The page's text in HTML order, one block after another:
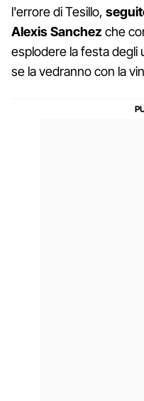
l'errore di Tesillo,
Alexis Sanchez che
esplodere la festa degli
se la vedranno con la